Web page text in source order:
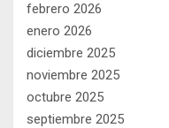
febrero 2026
enero 2026
diciembre 2025
noviembre 2025
octubre 2025
septiembre 2025